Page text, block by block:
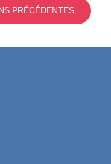
PRÉCÉDENTES